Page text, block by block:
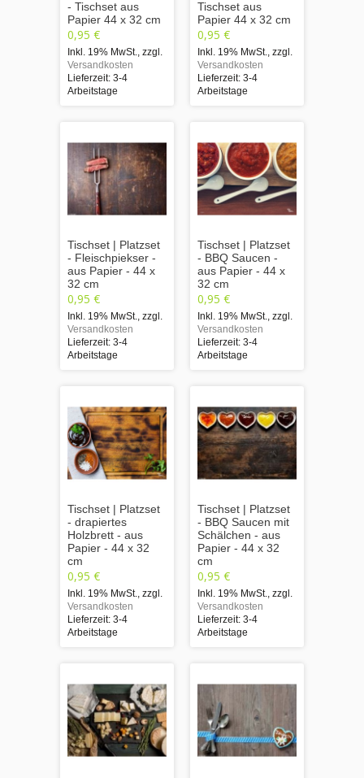
- Tischset aus
Papier 44 x 32 cm
0,95 €
Inkl. 19% MwSt. zzgl.
Versandkosten
Lieferzeit: 3-4
Arbeitstage
Tischset aus
Papier 44 x 32 cm
0,95 €
Inkl. 19% MwSt. zzgl.
Versandkosten
Lieferzeit: 3-4
Arbeitstage
Tischset | Platzset
- Fleischpiekser -
aus Papier - 44 x
32 cm
0,95 €
Inkl. 19% MwSt. zzgl.
Versandkosten
Lieferzeit: 3-4
Arbeitstage
Tischset | Platzset
- BBQ Saucen -
aus Papier - 44 x
32 cm
0,95 €
Inkl. 19% MwSt. zzgl.
Versandkosten
Lieferzeit: 3-4
Arbeitstage
Tischset | Platzset
- drapiertes
Holzbrett - aus
Papier - 44 x 32
cm
0,95 €
Inkl. 19% MwSt. zzgl.
Versandkosten
Lieferzeit: 3-4
Arbeitstage
Tischset | Platzset
- BBQ Saucen mit
Schälchen - aus
Papier - 44 x 32
cm
0,95 €
Inkl. 19% MwSt. zzgl.
Versandkosten
Lieferzeit: 3-4
Arbeitstage